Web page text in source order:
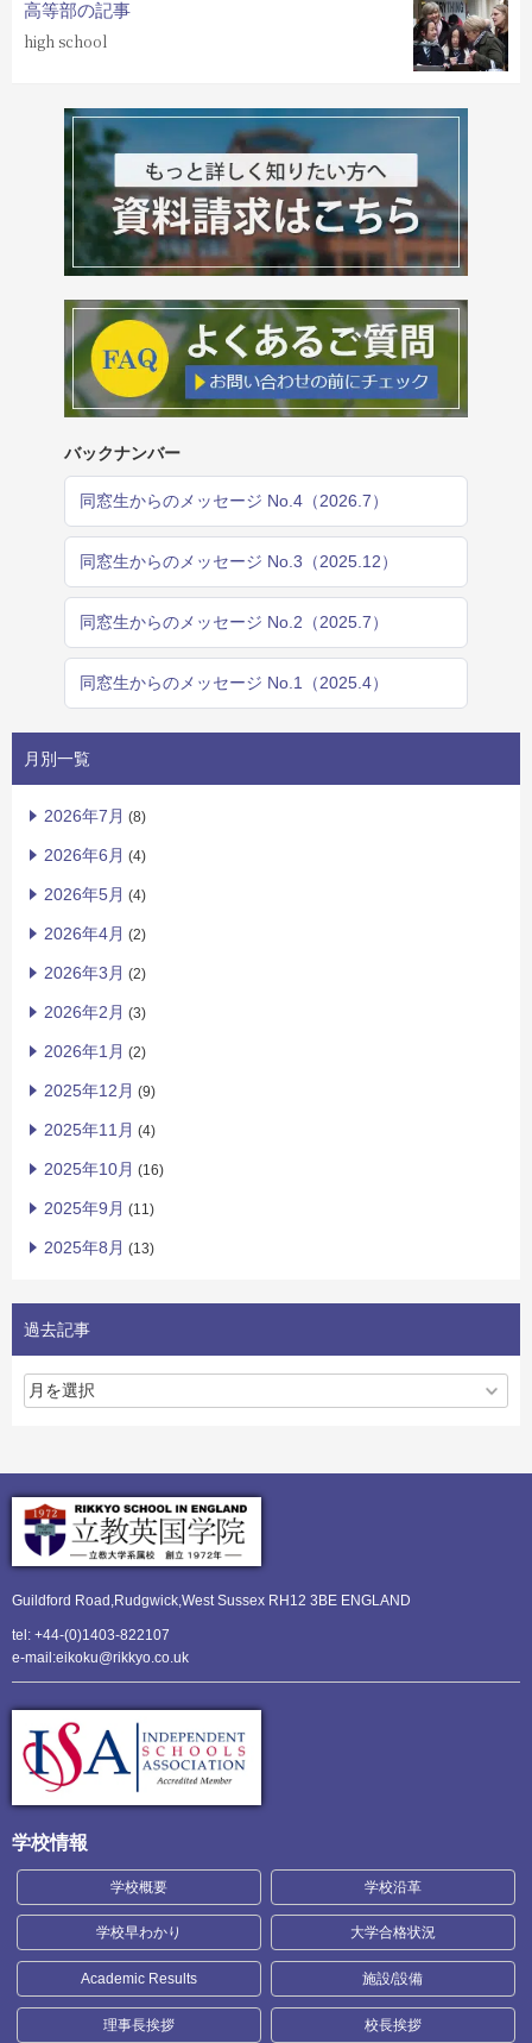
高等部の記事
high school
バックナンバー
同窓生からのメッセージ No.4（2026.7）
同窓生からのメッセージ No.3（2025.12）
同窓生からのメッセージ No.2（2025.7）
同窓生からのメッセージ No.1（2025.4）
月別一覧
2026年7月 (8)
2026年6月 (4)
2026年5月 (4)
2026年4月 (2)
2026年3月 (2)
2026年2月 (3)
2026年1月 (2)
2025年12月 (9)
2025年11月 (4)
2025年10月 (16)
2025年9月 (11)
2025年8月 (13)
過去記事
Guildford Road,Rudgwick,West Sussex RH12 3BE ENGLAND
tel: +44-(0)1403-822107
e-mail:eikoku@rikkyo.co.uk
学校情報
学校概要 学校沿革
学校早わかり 大学合格状況
Academic Results 施設/設備
理事長挨拶 校長挨拶